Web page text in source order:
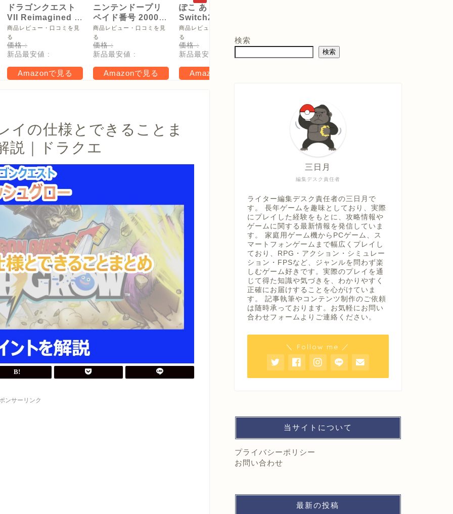
ドラゴンクエスト
VII Reimagined -
Switch2
商品レビュー・口コミを見
る
価格 :
新品最安値 :
Amazonで見る
ニンテンドープリ
ペイド番号 2000
円|オンラインコー
ド版
商品レビュー・口コミを見
る
価格 :
新品最安値 :
Amazonで見る
ぽこ あ ポケモン -
Switch2
【Amazon.co.jpオ
リジナル特典】メ
タモン型木製トレ
ー(サイズ約直径
16cm) 同梱 & デジ
タル特典 家具「ひ
商品レビュー・口コミを見
る
価格 :
新品最安値 :
Amazonで見る
価格 :
イの仕様とできることま
説｜ドラクエ
ンサーリンク
検索
検索
編集デスク責任者
三日月
ライター編集デスク責任者の三日月で
す。 長年ゲームを趣味としており、実際
にプレイした経験をもとに、攻略情報や
ゲームに関する最新情報を発信していま
す。 家庭用ゲーム機からPCゲーム、ス
マートフォンゲームまで幅広くプレイし
ており、RPG・アクション・シミュレー
ション・FPSなど、ジャンルを問わず楽
しむゲーム好きです。実際のプレイを通
じて得た知識や気づきを、わかりやすく
正確にお届けすることを心がけていま
す。 記事執筆やコンテンツ制作のご依頼
は随時承っております。お気軽にお問い
合わせフォームよりご連絡ください。
＼ Follow me ／
当サイトについて
プライバシーポリシー
お問い合わせ
最新の投稿